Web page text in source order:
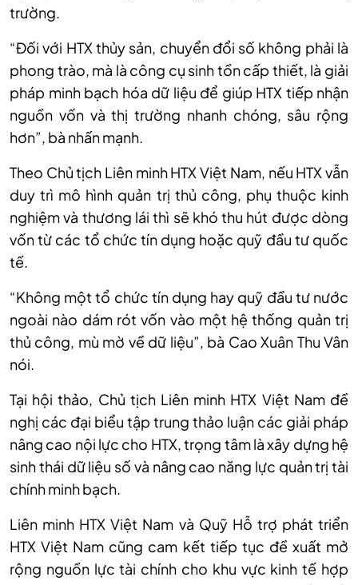
trường.
“Đối với HTX thủy sản, chuyển đổi số không phải là
phong trào, mà là công cụ sinh tồn cấp thiết, là giải
pháp minh bạch hóa dữ liệu để giúp HTX tiếp nhận
nguồn vốn và thị trường nhanh chóng, sâu rộng
hơn”, bà nhấn mạnh.
Theo Chủ tịch Liên minh HTX Việt Nam, nếu HTX vẫn
duy trì mô hình quản trị thủ công, phụ thuộc kinh
nghiệm và thương lái thì sẽ khó thu hút được dòng
vốn từ các tổ chức tín dụng hoặc quỹ đầu tư quốc
tế.
“Không một tổ chức tín dụng hay quỹ đầu tư nước
ngoài nào dám rót vốn vào một hệ thống quản trị
thủ công, mù mờ về dữ liệu”, bà Cao Xuân Thu Vân
nói.
Tại hội thảo, Chủ tịch Liên minh HTX Việt Nam đề
nghị các đại biểu tập trung thảo luận các giải pháp
nâng cao nội lực cho HTX, trọng tâm là xây dựng hệ
sinh thái dữ liệu số và nâng cao năng lực quản trị tài
chính minh bạch.
Liên minh HTX Việt Nam và Quỹ Hỗ trợ phát triển
HTX Việt Nam cũng cam kết tiếp tục đề xuất mở
rộng nguồn lực tài chính cho khu vực kinh tế hợp